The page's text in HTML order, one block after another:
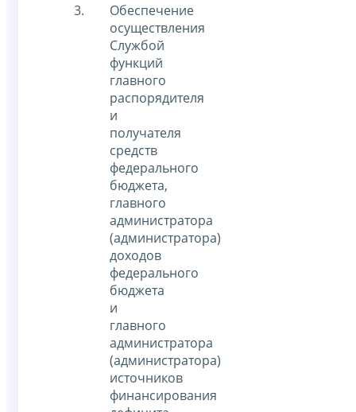
Обеспечение
осуществления
Службой
функций
главного
распорядителя
и
получателя
средств
федерального
бюджета,
главного
администратора
(администратора)
доходов
федерального
бюджета
и
главного
администратора
(администратора)
источников
финансирования